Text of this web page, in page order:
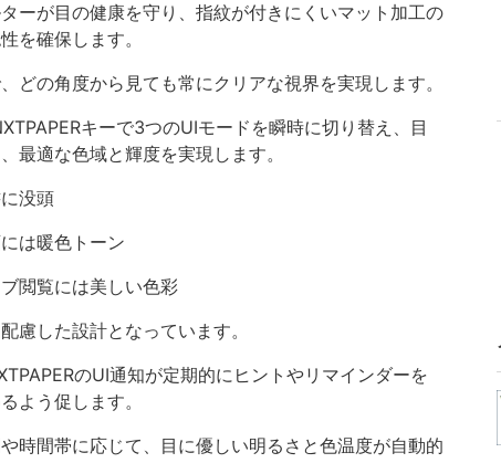
ーが目の健康を守り、指紋が付きにくいマット加工の
を確保します。
どの角度から見ても常にクリアな視界を実現します。
キーで3つのUIモードを瞬時に切り替え、目
最適な色域と輝度を実現します。
没頭
は暖色トーン
閲覧には美しい色彩
慮した設計となっています。
のUI通知が定期的にヒントやリマインダーを
よう促します。
時間帯に応じて、目に優しい明るさと色温度が自動的